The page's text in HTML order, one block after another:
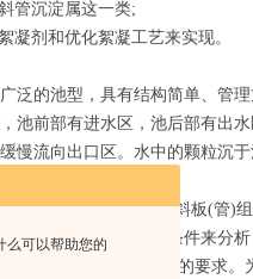
么可以帮助您的
管沉淀属这一类;
凝剂和优化絮凝工艺来实现。
泛的池型，具有结构简单、管
池前部有进水区，池后部有出
慢流向出口区。水中的颗粒沉于
般为60。)的众多蜂窝斜板(管)
。从改善沉淀池水力条件来分
足了水流稳定性和层流的要求